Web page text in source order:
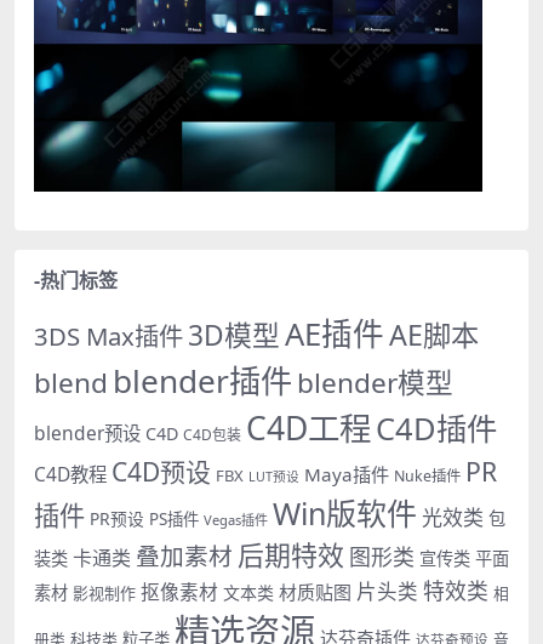
-热门标签
3DS Max插件3D模型AE插件AE脚本
blend blender插件 blender模型
blender预设 C4D C4D包装 C4D工程C4D插件
C4D教程 C4D预设 FBX LUT预设 Maya插件 Nuke插件 PR
插件 PR预设 PS插件 Vegas插件 Win版软件 光效类 包
装类 卡通类 叠加素材 后期特效 图形类 宣传类 平面
素材 影视制作 抠像素材 文本类 材质贴图 片头类 特效类 相
册类 科技类 粒子类 精选资源 达芬奇插件 达芬奇预设 音